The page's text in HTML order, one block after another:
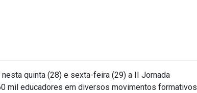
quinta (28) e sexta-feira (29) a II Jornada
mil educadores em diversos movimentos formativos